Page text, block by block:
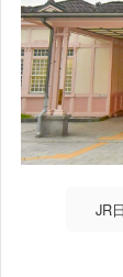
JR